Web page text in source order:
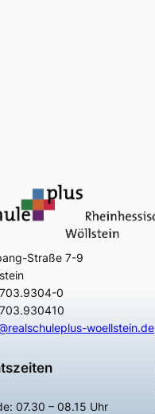
Straße 7-9
0
woellstein.de
07.30 – 08.15 Uhr